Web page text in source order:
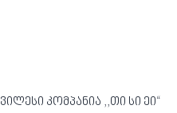
კომპანია ,,თი სი ეი“